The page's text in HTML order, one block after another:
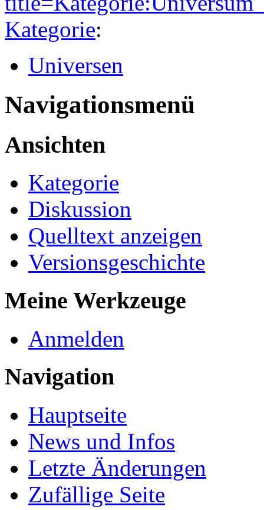
Kategorie:
Universen
Navigationsmenü
Ansichten
Kategorie
Diskussion
Quelltext anzeigen
Versionsgeschichte
Meine Werkzeuge
Anmelden
Navigation
Hauptseite
News und Infos
Letzte Änderungen
Zufällige Seite